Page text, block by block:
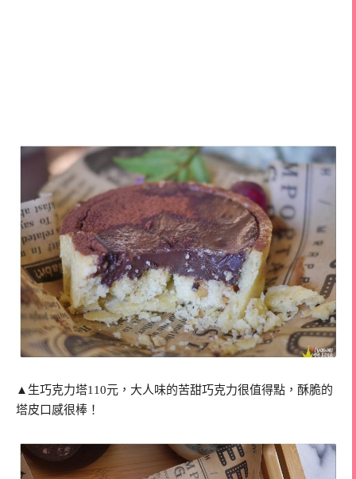
▲生巧克力塔110元，大人味的苦甜巧克力很值得點，酥脆的
塔皮口感很棒！